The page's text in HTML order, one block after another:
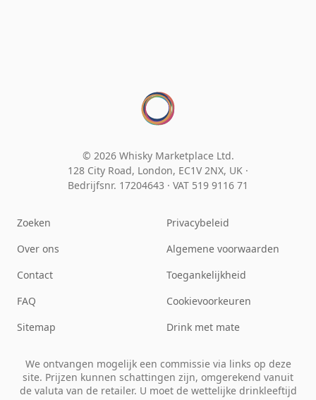
© 2026 Whisky Marketplace Ltd.
128 City Road, London, EC1V 2NX, UK ·
Bedrijfsnr. 17204643 · VAT 519 9116 71
Zoeken
Over ons
Contact
FAQ
Sitemap
Privacybeleid
Algemene voorwaarden
Toegankelijkheid
Cookievoorkeuren
Drink met mate
We ontvangen mogelijk een commissie via links op deze
site. Prijzen kunnen schattingen zijn, omgerekend vanuit
de valuta van de retailer. U moet de wettelijke drinkleeftijd